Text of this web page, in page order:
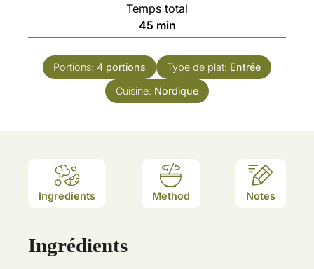
Temps total
45 min
Portions: 4 portions Type de plat: Entrée
Cuisine: Nordique
Ingredients Method Notes
Ingrédients